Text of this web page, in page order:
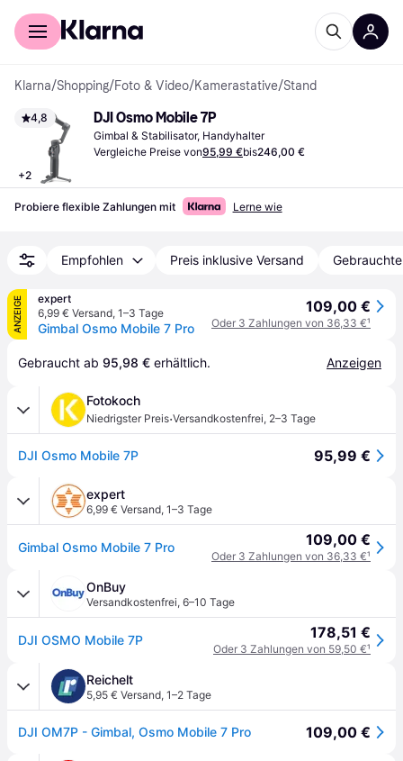
Für Shopper
Klarna/Shopping/Foto & Video/Kamerastative/Stand
4,8
+2
DJI Osmo Mobile 7P
Gimbal & Stabilisator, Handyhalter
Vergleiche Preise von95,99 €bis246,00 €
Probiere flexible Zahlungen mit Lerne wie
Empfohlen Preis inklusive Versand
ANZEIGE
expert
6,99 € Versand, 1–3 Tage
Gimbal Osmo Mobile 7 Pro
109,00 €
Oder 3 Zahlungen von 36,33 €¹
Gebraucht ab 95,98 € erhältlich. Anzeigen
Fotokoch
Niedrigster Preis·Versandkostenfrei, 2–3 Tage
DJI Osmo Mobile 7P 95,99 €
expert
6,99 € Versand, 1–3 Tage
Gimbal Osmo Mobile 7 Pro 109,00 €
Oder 3 Zahlungen von 36,33 €¹
OnBuy
Versandkostenfrei, 6–10 Tage
DJI OSMO Mobile 7P 178,51 €
Oder 3 Zahlungen von 59,50 €¹
Reichelt
5,95 € Versand, 1–2 Tage
DJI OM7P - Gimbal, Osmo Mobile 7 Pro 109,00 €